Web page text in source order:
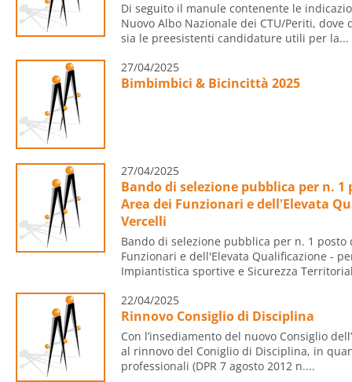
Di seguito il manule contenente le
Nuovo Albo Nazionale dei CTU/Periti,
sia le preesistenti candidature utili per la...
27/04/2025
Bimbimbici & Bicincittà 2025
27/04/2025
Bando di selezione pubblica per n.
Area dei Funzionari e dell'Elevata
Vercelli
Bando di selezione pubblica per n. 1
Funzionari e dell'Elevata Qualificazione -
Impiantistica sportive e Sicurezza
22/04/2025
Rinnovo Consiglio di Disciplina
Con l’insediamento del nuovo Consiglio
al rinnovo del Coniglio di Disciplina, in
professionali (DPR 7 agosto 2012 n....